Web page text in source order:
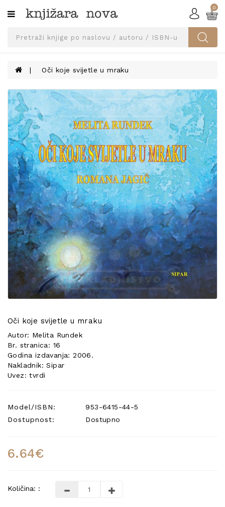
Kategorije
SVEUČILIŠNA
UDŽBENICI
KNJIGE
PRIBOR
I
OPREMA
NARUČI
UDŽBENIKE!
BLOG
KONTAKT
POSEBNA
PONUDA
0
Oči koje svijetle u mraku
Oči koje svijetle u mraku
Autor: Melita Rundek
Br. stranica: 16
Godina izdavanja: 2006.
Nakladnik: Sipar
Uvez: tvrdi
Model/ISBN:
953-6415-44-5
Dostupnost:
Dostupno
6.64€
Količina: :